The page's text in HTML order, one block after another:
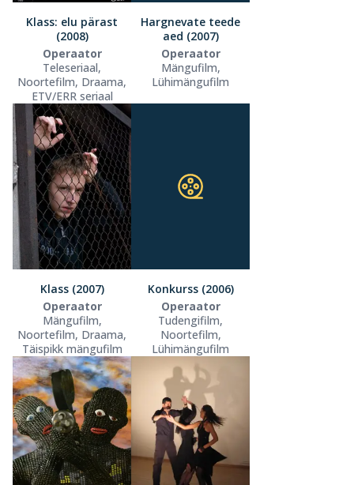
Klass: elu pärast
(2008)
Operaator
Teleseriaal,
Noortefilm, Draama,
ETV/ERR seriaal
Hargnevate teede
aed (2007)
Operaator
Mängufilm,
Lühimängufilm
Klass (2007)
Operaator
Mängufilm,
Noortefilm, Draama,
Täispikk mängufilm
Konkurss (2006)
Operaator
Tudengifilm,
Noortefilm,
Lühimängufilm